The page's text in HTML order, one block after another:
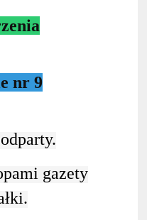
nr 9
gazety